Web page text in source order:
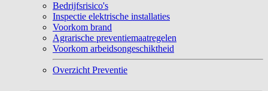
Bedrijfsrisico's
Inspectie elektrische installaties
Voorkom brand
Agrarische preventiemaatregelen
Voorkom arbeidsongeschiktheid
Overzicht Preventie